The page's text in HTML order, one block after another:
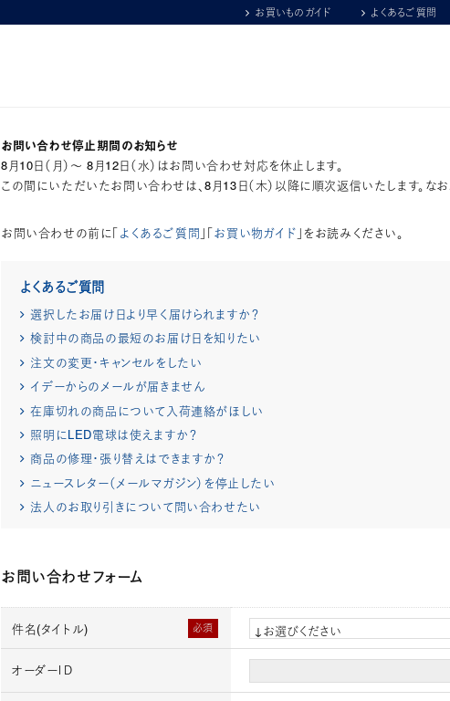
お買いものガイド よくあるご質問
お問い合わせ停止期間のお知らせ
8月10日（月）～ 8月12日（水）はお問い合わせ対応を休止します。
この間にいただいたお問い合わせは、8月13日（木）以降に順次返信いたします。なお
お問い合わせの前に「よくあるご質問 」「お買い物ガイド 」をお読みください。
よくあるご質問
選択したお届け日より早く届けられますか？
検討中の商品の最短のお届け日を知りたい
注文の変更・キャンセルをしたい
イデーからのメールが届きません
在庫切れの商品について入荷連絡がほしい
照明にLED電球は使えますか？
商品の修理・張り替えはできますか？
ニュースレター（メールマガジン）を停止したい
法人のお取り引きについて問い合わせたい
お問い合わせフォーム
必須
件名(タイトル)
オーダーＩＤ